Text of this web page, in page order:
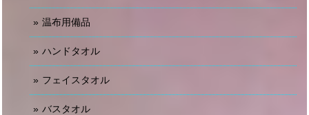
温布用備品
ハンドタオル
フェイスタオル
バスタオル